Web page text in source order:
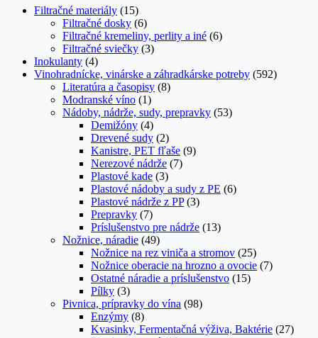
Možnosti
si
môžete
vybrať
stránke
produktu.
Filtračné materiály (15)
Filtračné dosky (6)
Filtračné kremeliny, perlity a iné (6)
Filtračné sviečky (3)
Inokulanty (4)
Vinohradnícke, vinárske a záhradkárske potreby (592)
Literatúra a časopisy (8)
Modranské víno (1)
Nádoby, nádrže, sudy, prepravky (53)
Demižóny (4)
Drevené sudy (2)
Kanistre, PET fľaše (9)
Nerezové nádrže (7)
Plastové kade (3)
Plastové nádoby a sudy z PE (6)
Plastové nádrže z PP (3)
Prepravky (7)
Príslušenstvo pre nádrže (13)
Nožnice, náradie (49)
Nožnice na rez viniča a stromov (25)
Nožnice oberacie na hrozno a ovocie (7)
Ostatné náradie a príslušenstvo (15)
Pílky (3)
Pivnica, prípravky do vína (98)
Enzýmy (8)
Kvasinky, Fermentačná výživa, Baktérie (27)